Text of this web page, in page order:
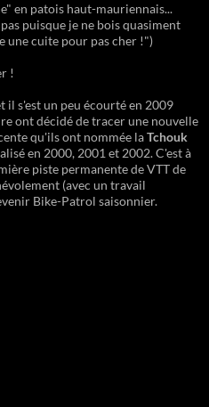
en patois haut-mauriennais...
puisque je ne bois quasiment
une cuite pour pas cher !")
!
il s'est un peu écourté en 2009
ont décidé de tracer une nouvelle
qu'ils ont nommée laTchouk
en 2000, 2001 et 2002. C'est à
piste permanente de VTT de
(avec un travail
Bike-Patrol saisonnier.